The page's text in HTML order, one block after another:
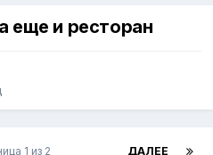
еще и ресторан
ДАЛЕЕ
1 из 2